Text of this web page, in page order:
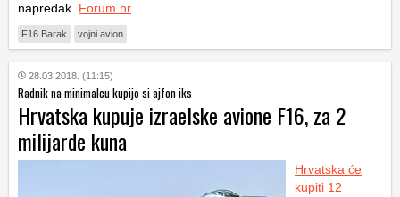
napredak. Forum.hr
F16 Barak vojni avion
28.03.2018. (11:15)
Radnik na minimalcu kupijo si ajfon iks
Hrvatska kupuje izraelske avione F16, za 2
milijarde kuna
Hrvatska će
kupiti 12